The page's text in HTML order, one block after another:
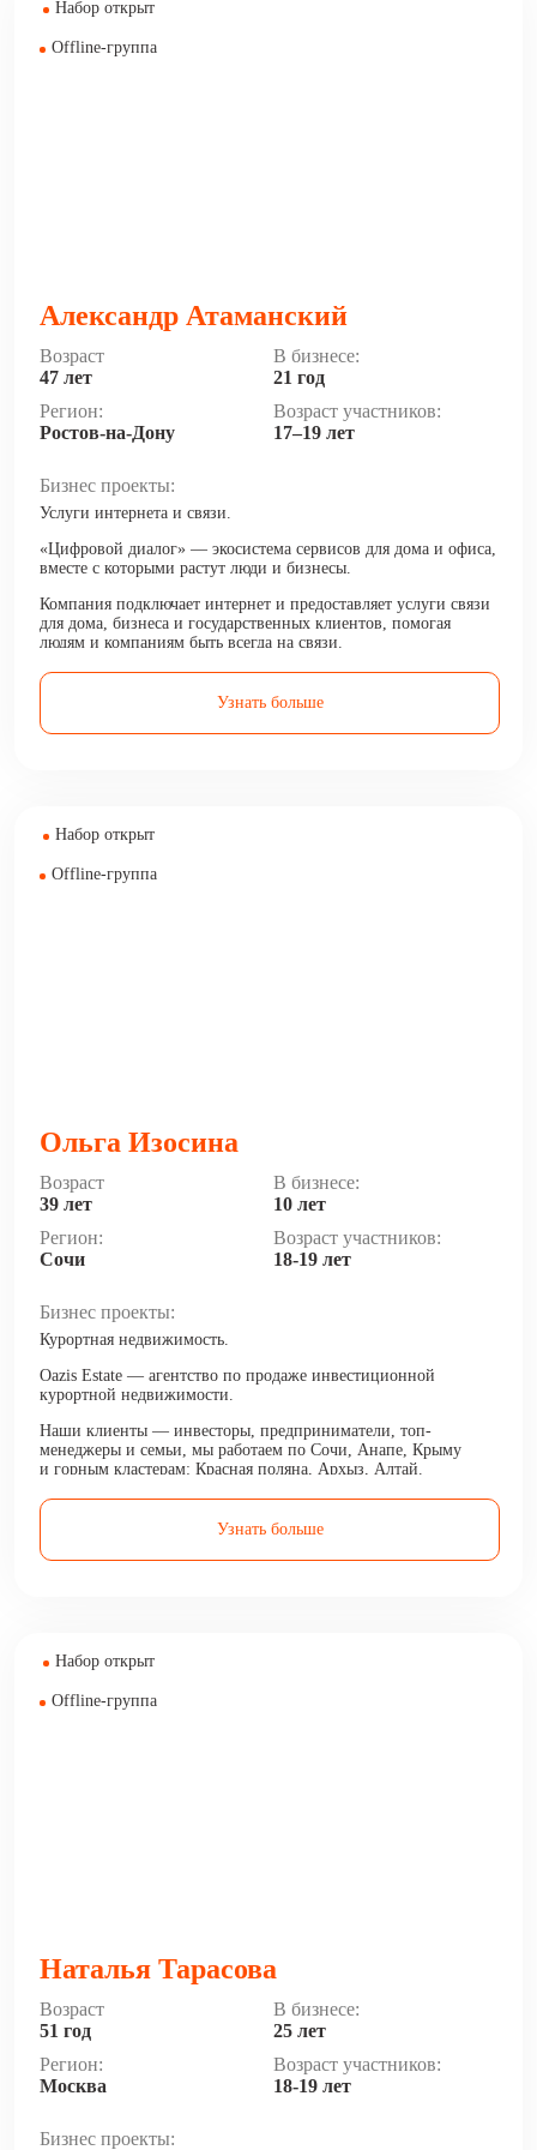
Набор открыт
Offline-группа
Александр Атаманский
Возраст
47 лет
В бизнесе:
21 год
Регион:
Ростов-на-Дону
Возраст участников:
17–19 лет
Бизнес проекты:
Услуги интернета и связи.
«Цифровой диалог» — экосистема сервисов для дома и офиса,
вместе с которыми растут люди и бизнесы.
Компания подключает интернет и предоставляет услуги связи
для дома, бизнеса и государственных клиентов, помогая
людям и компаниям быть всегда на связи.
Узнать больше
Набор открыт
Offline-группа
Ольга Изосина
Возраст
39 лет
В бизнесе:
10 лет
Регион:
Сочи
Возраст участников:
18-19 лет
Бизнес проекты:
Курортная недвижимость.
Oazis Estate — агентство по продаже инвестиционной
курортной недвижимости.
Наши клиенты — инвесторы, предприниматели, топ-
менеджеры и семьи, мы работаем по Сочи, Анапе, Крыму
и горным кластерам: Красная поляна, Архыз, Алтай.
и доход.
Узнать больше
Набор открыт
Offline-группа
Наталья Тарасова
Возраст
51 год
В бизнесе:
25 лет
Регион:
Москва
Возраст участников:
18-19 лет
Бизнес проекты: